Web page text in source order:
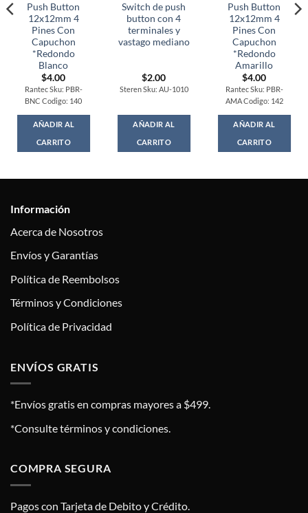
Push Button
12x12mm 4
Pines Con
Capuchon
*Redondo
Blanco
$4.00
Rantec Sku: PBR-
BNC Codigo: 140
AÑADIR AL
CARRITO
Switch de push
button con 4
terminales y
vastago mediano
$2.00
Steren Sku: AU-1010
AÑADIR AL
CARRITO
Push Button
12x12mm 4
Pines Con
Capuchon
*Redondo
Amarillo
$4.00
Rantec Sku: PBR-
AMA Codigo: 142
AÑADIR AL
CARRITO
Información
Acerca de Nosotros
Envíos y Garantías
Política de Reembolsos
Términos y Condiciones
Política de Privacidad
ENVÍOS GRATIS
*Envíos gratis en compras mayores a $499.
*Consulte términos y condiciones.
COMPRA SEGURA
Pagos con Tarjeta de Debito y Crédito.